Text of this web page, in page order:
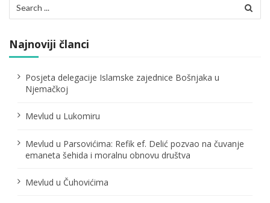
for:
Najnoviji članci
Posjeta delegacije Islamske zajednice Bošnjaka u
Njemačkoj
Mevlud u Lukomiru
Mevlud u Parsovićima: Refik ef. Delić pozvao na čuvanje
emaneta šehida i moralnu obnovu društva
Mevlud u Čuhovićima